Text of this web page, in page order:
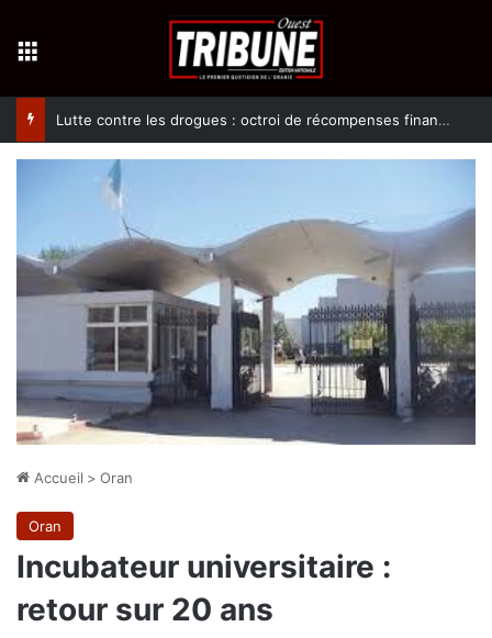
Lutte contre les drogues : octroi de récompenses financières aux dénonciateurs de trafiquants
Accueil > Oran
Oran
Incubateur universitaire :
retour sur 20 ans